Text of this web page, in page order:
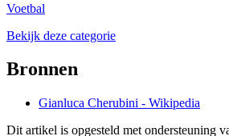
Voetbal
Bekijk deze categorie
Bronnen
Gianluca Cherubini - Wikipedia
Dit artikel is opgesteld met ondersteuning